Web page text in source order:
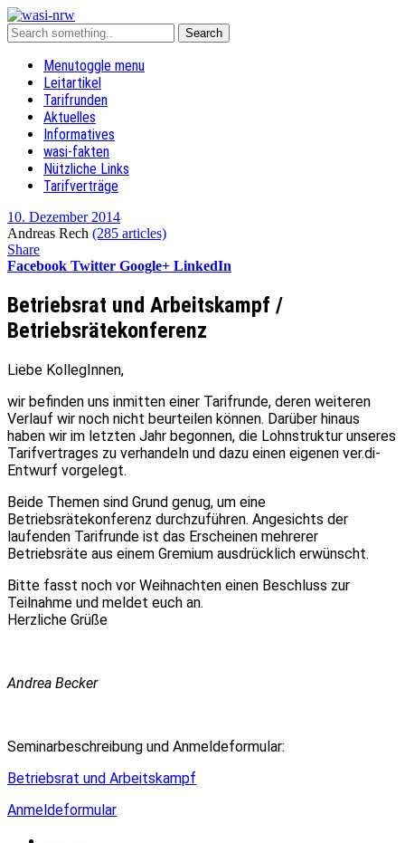
Menutoggle menu
Leitartikel
Tarifrunden
Aktuelles
Informatives
wasi-fakten
Nützliche Links
Tarifverträge
10. Dezember 2014
Andreas Rech (285 articles)
Share
Facebook Twitter Google+ LinkedIn
Betriebsrat und Arbeitskampf /
Betriebsrätekonferenz
Liebe KollegInnen,
wir befinden uns inmitten einer Tarifrunde, deren weiteren
Verlauf wir noch nicht beurteilen können. Darüber hinaus
haben wir im letzten Jahr begonnen, die Lohnstruktur unseres
Tarifvertrages zu verhandeln und dazu einen eigenen ver.di-
Entwurf vorgelegt.
Beide Themen sind Grund genug, um eine
Betriebsrätekonferenz durchzuführen. Angesichts der
laufenden Tarifrunde ist das Erscheinen mehrerer
Betriebsräte aus einem Gremium ausdrücklich erwünscht.
Bitte fasst noch vor Weihnachten einen Beschluss zur
Teilnahme und meldet euch an.
Herzliche Grüße
Andrea Becker
Seminarbeschreibung und Anmeldeformular:
Betriebsrat und Arbeitskampf
Anmeldeformular